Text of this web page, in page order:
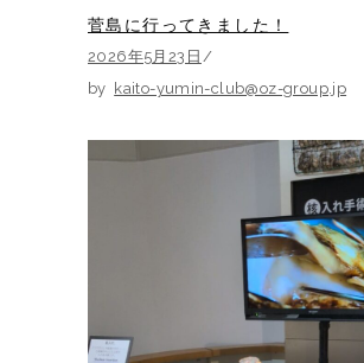
菅島に行ってきました！
2026年5月23日
by kaito-yumin-club@oz-group.jp